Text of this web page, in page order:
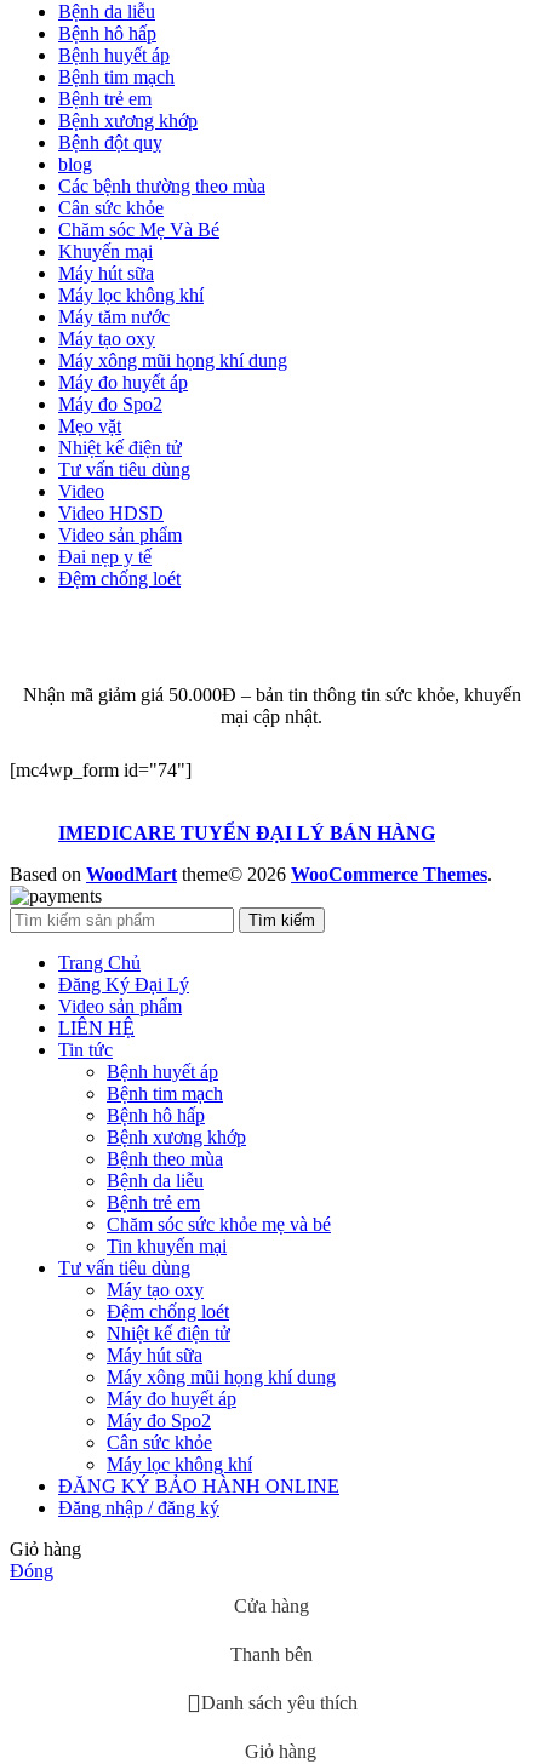
Bệnh da liễu
Bệnh hô hấp
Bệnh huyết áp
Bệnh tim mạch
Bệnh trẻ em
Bệnh xương khớp
Bệnh đột quỵ
blog
Các bệnh thường theo mùa
Cân sức khỏe
Chăm sóc Mẹ Và Bé
Khuyến mại
Máy hút sữa
Máy lọc không khí
Máy tăm nước
Máy tạo oxy
Máy xông mũi họng khí dung
Máy đo huyết áp
Máy đo Spo2
Mẹo vặt
Nhiệt kế điện tử
Tư vấn tiêu dùng
Video
Video HDSD
Video sản phẩm
Đai nẹp y tế
Đệm chống loét
Nhận mã giảm giá 50.000Đ – bản tin thông tin sức khỏe, khuyến
mại cập nhật.
[mc4wp_form id="74"]
IMEDICARE TUYỂN ĐẠI LÝ BÁN HÀNG
Based on WoodMart theme© 2026 WooCommerce Themes.
Tìm kiếm
Trang Chủ
Đăng Ký Đại Lý
Video sản phẩm
LIÊN HỆ
Tin tức
Bệnh huyết áp
Bệnh tim mạch
Bệnh hô hấp
Bệnh xương khớp
Bệnh theo mùa
Bệnh da liễu
Bệnh trẻ em
Chăm sóc sức khỏe mẹ và bé
Tin khuyến mại
Tư vấn tiêu dùng
Máy tạo oxy
Đệm chống loét
Nhiệt kế điện tử
Máy hút sữa
Máy xông mũi họng khí dung
Máy đo huyết áp
Máy đo Spo2
Cân sức khỏe
Máy lọc không khí
ĐĂNG KÝ BẢO HÀNH ONLINE
Đăng nhập / đăng ký
Giỏ hàng
Đóng
Cửa hàng
Thanh bên
Danh sách yêu thích
Giỏ hàng